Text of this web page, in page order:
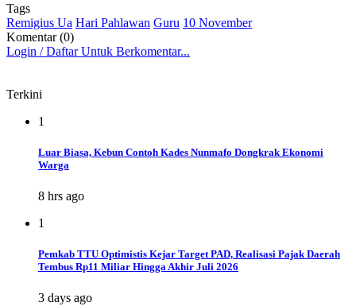
Tags
Remigius Ua Hari Pahlawan Guru 10 November
Komentar (0)
Login / Daftar Untuk Berkomentar...
Terkini
1
Luar Biasa, Kebun Contoh Kades Nunmafo Dongkrak Ekonomi
Warga
8 hrs ago
1
Pemkab TTU Optimistis Kejar Target PAD, Realisasi Pajak Daerah
Tembus Rp11 Miliar Hingga Akhir Juli 2026
3 days ago